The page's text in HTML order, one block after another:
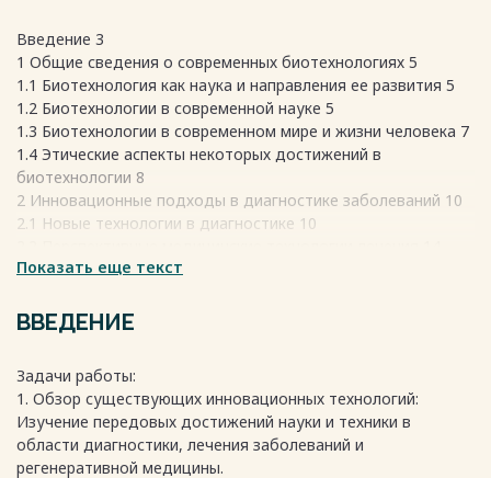
Введение 3
1 Общие сведения о современных биотехнологиях 5
1.1 Биотехнология как наука и направления ее развития 5
1.2 Биотехнологии в современной науке 5
1.3 Биотехнологии в современном мире и жизни человека 7
1.4 Этические аспекты некоторых достижений в
биотехнологии 8
2 Инновационные подходы в диагностике заболеваний 10
2.1 Новые технологии в диагностике 10
2.3 Медицинская робототехника 17
2.5 Телемедицина 18
2.6 Биопринтинг 19
Заключение 20
Список использованных источников 23
Весь текст будет доступенпосле покупки
Показать еще текст
ВВЕДЕНИЕ
Задачи работы:
1. Обзор существующих инновационных технологий:
Изучение передовых достижений науки и техники в
области диагностики, лечения заболеваний и
регенеративной медицины.